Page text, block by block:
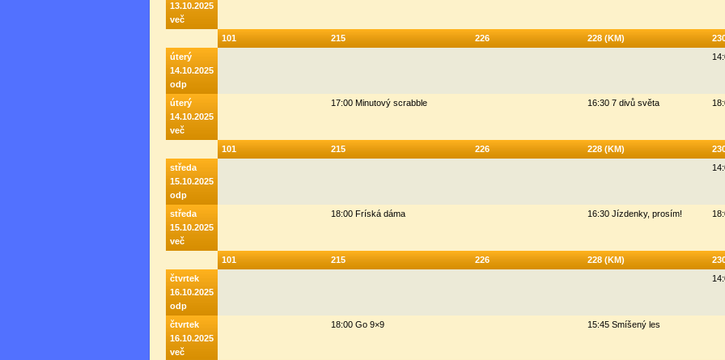
13.10.2025
več
101
215 226 228 (KM)
úterý
14.10.2025
odp
úterý
14.10.2025
več
17:00 Minutový scrabble 16:30 7 divů světa
101
215 226 228 (KM)
středa
15.10.2025
odp
středa
15.10.2025
več
18:00 Fríská dáma 16:30 Jízdenky, prosím!
101
215 226 228 (KM)
čtvrtek
16.10.2025
odp
čtvrtek
16.10.2025
več
18:00 Go 9×9 15:45 Smíšený les